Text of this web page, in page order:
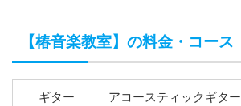
【椿音楽教室】の料金・コース
ギター アコースティックギター